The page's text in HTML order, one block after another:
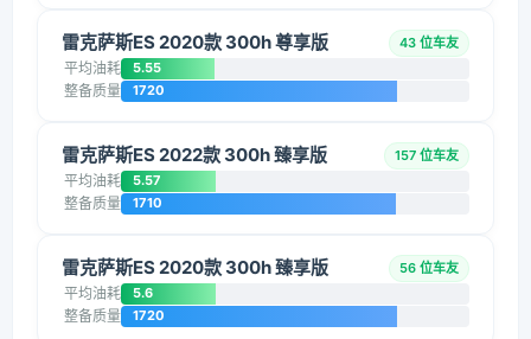
雷克萨斯ES 2020款 300h 尊享版 43 位车友
平均油耗 5.55
整备质量 1720
雷克萨斯ES 2022款 300h 臻享版 157 位车友
平均油耗 5.57
整备质量 1710
雷克萨斯ES 2020款 300h 臻享版 56 位车友
平均油耗 5.6
整备质量 1720